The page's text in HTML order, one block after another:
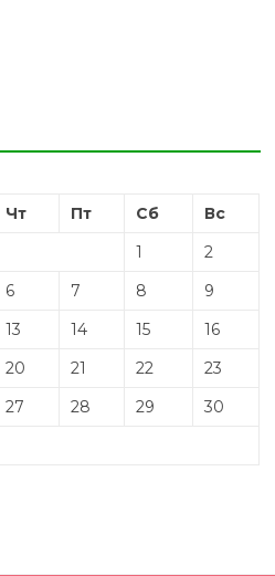
Чт Пт Сб
Вс
1
2
6 7 8
9
13 14 15
16
20 21 22
23
27 28 29
30